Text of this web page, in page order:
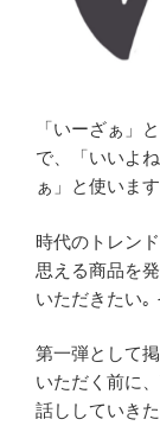
「いーざぁ」
で、「いいよ
ぁ」と使います
時代のトレン
思える商品を
いただきたい｡
第一弾として
いただく前に
話ししていき